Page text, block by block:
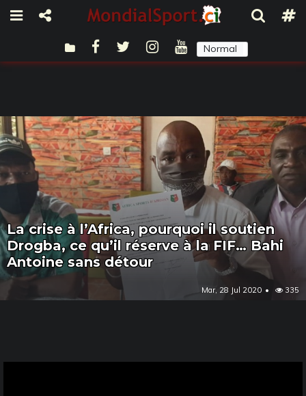
Normal
La crise à l’Africa, pourquoi il soutien
Drogba, ce qu’il réserve à la FIF… Bahi
Antoine sans détour
Mar, 28 Jul 2020 335